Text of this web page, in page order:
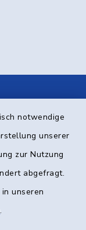
notwendige
unserer
zur Nutzung
abgefragt.
unseren
.